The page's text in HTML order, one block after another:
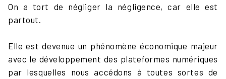
On a tort de négliger la négligence, car elle est
partout.
Elle est devenue un phénomène économique majeur
avec le développement des plateformes numériques
par lesquelles nous accédons à toutes sortes de